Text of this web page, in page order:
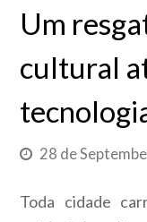
Um
cultural
28 de
Toda cidade